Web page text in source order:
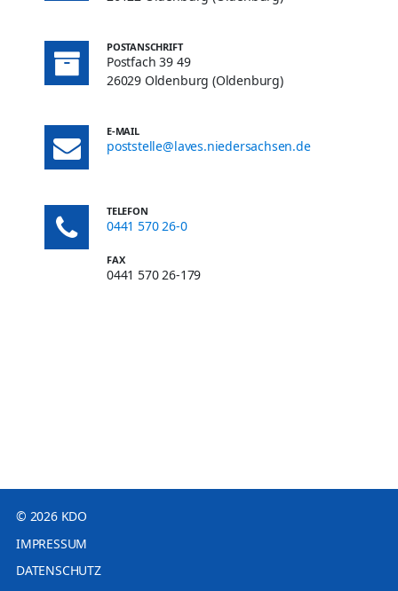
POSTANSCHRIFT
Postfach 39 49
26029 Oldenburg (Oldenburg)
E-MAIL
poststelle@laves.niedersachsen.de
TELEFON
0441 570 26-0
FAX
0441 570 26-179
© 2026 KDO
IMPRESSUM
DATENSCHUTZ